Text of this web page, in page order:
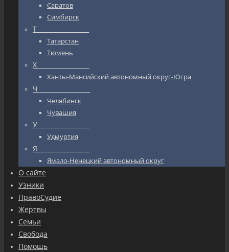
Саратов
Симбирск
Т_________________
Татарстан
Тюмень
Х_________________
Ханты-Мансийский автономный округ-Югра
Ч_________________
Челябинск
Чувашия
У_________________
Удмуртия
Я_________________
Ямало-Ненецкий автономный округ
О сайте
Узники
ПравоСудие
Жертвы
Семьи
Свобода
Помощь